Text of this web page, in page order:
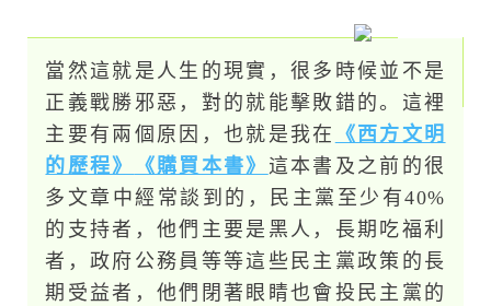
當然這就是人生的現實，很多時候並不是
正義戰勝邪惡，對的就能擊敗錯的。這裡
主要有兩個原因，也就是我在
《西方文明
的歷程》
《購買本書》 這本書及之前的很
多文章中經常談到的，民主黨至少有40%
的支持者，他們主要是黑人，長期吃福利
者，政府公務員等等這些民主黨政策的長
期受益者，他們閉著眼睛也會投民主黨的